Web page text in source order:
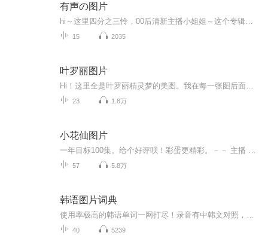
有声の图片
15 2035
叶罗丽图片
23 1.8万
小花仙图片
57 5.8万
韩语图片词典
40 5239